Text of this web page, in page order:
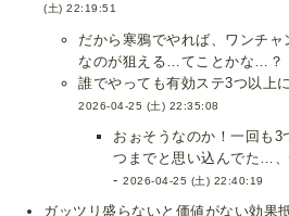
(土) 22:19:51
だから寒鴉でやれば、ワンチ
なのが狙える…てことかな…
誰でやっても有効ステ3つ以上
2026-04-25 (土) 22:35:08
おぉそうなのか！一回も
つまでと思い込んでた…
-2026-04-25 (土) 22:40:19
ガッツリ盛らないと価値がない効果